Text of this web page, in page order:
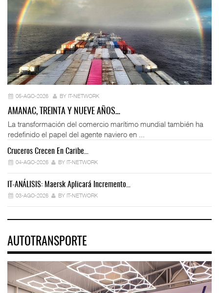
05-AGO-2026 BY IT-NETWORK
AMANAC, TREINTA Y NUEVE AÑOS…
La transformación del comercio marítimo mundial también ha
redefinido el papel del agente naviero en ...
Cruceros Crecen En Caribe…
04-AGO-2026 BY IT-NETWORK
IT-ANÁLISIS: Maersk Aplicará Incremento…
03-AGO-2026 BY IT-NETWORK
AUTOTRANSPORTE